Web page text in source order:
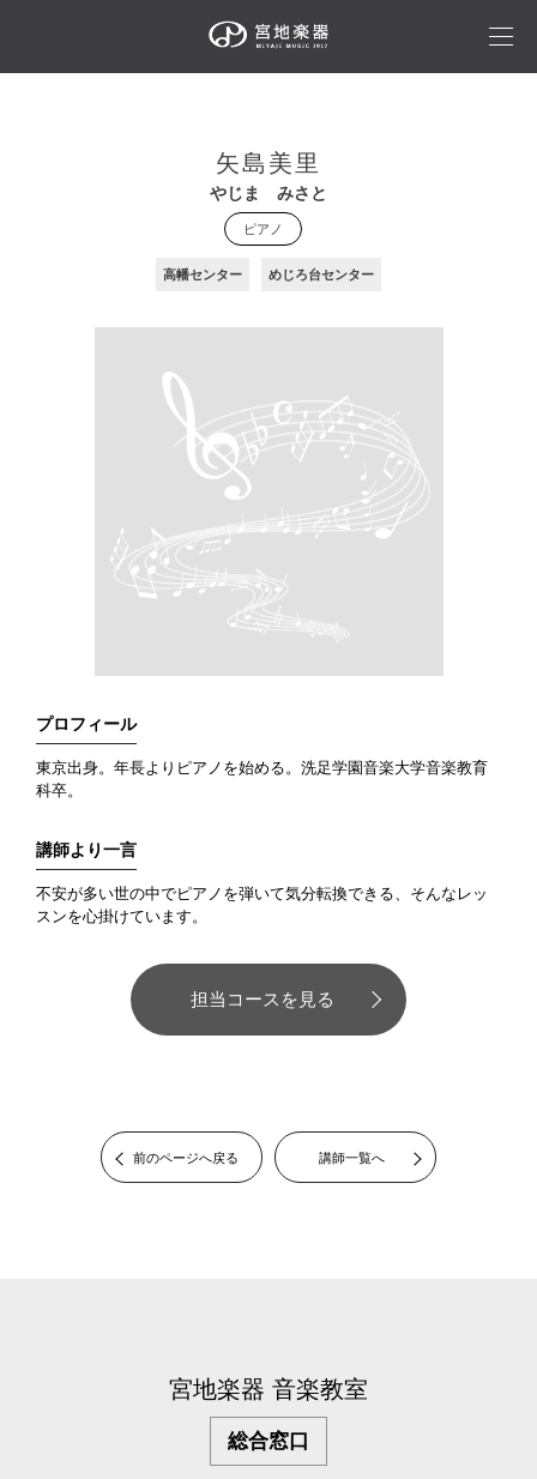
矢島美里
やじま みさと
ピアノ
高幡センター めじろ台センター
プロフィール
東京出身。年長よりピアノを始める。洗足学園音楽大学音楽教育
科卒。
講師より一言
不安が多い世の中でピアノを弾いて気分転換できる、そんなレッ
スンを心掛けています。
担当コースを見る
前のページへ戻る 講師一覧へ
宮地楽器 音楽教室
総合窓口